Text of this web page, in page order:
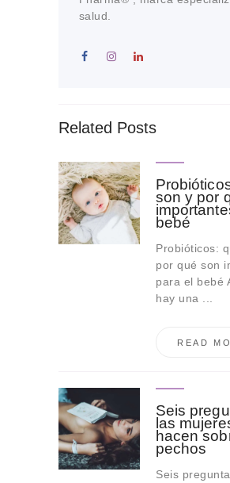
salud.
Related Posts
son y por
bebé
Probióticos:
por qué son
para el bebé
hay una ...
READ
Seis
las
hacen
pechos
Seis